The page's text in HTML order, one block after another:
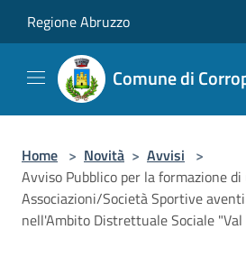
Regione Abruzzo
Comune di
Home > Novità > Avvisi >
Avviso Pubblico per la formazione
Associazioni/Società Sportive
nell'Ambito Distrettuale Sociale "Val